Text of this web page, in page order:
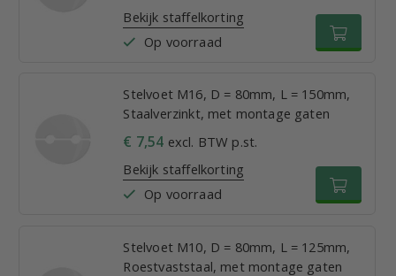
Bekijk staffelkorting
Op voorraad
Stelvoet M16, D = 80mm, L = 150mm,
Staalverzinkt, met montage gaten
€ 7,54 excl. BTW p.st.
Bekijk staffelkorting
Op voorraad
Stelvoet M10, D = 80mm, L = 125mm,
Roestvaststaal, met montage gaten